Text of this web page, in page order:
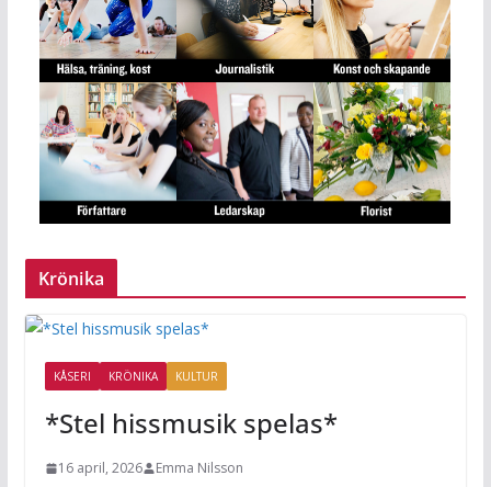
Krönika
KÅSERI KRÖNIKA KULTUR
*Stel hissmusik spelas*
16 april, 2026 Emma Nilsson